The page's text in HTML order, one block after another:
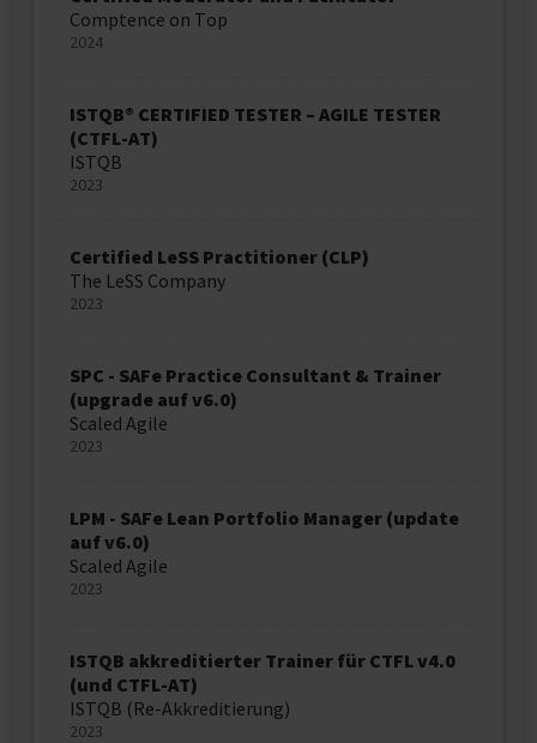
Comptence on Top
2024
ISTQB® CERTIFIED TESTER – AGILE TESTER
(CTFL-AT)
ISTQB
2023
Certified LeSS Practitioner (CLP)
The LeSS Company
2023
SPC - SAFe Practice Consultant & Trainer
(upgrade auf v6.0)
Scaled Agile
2023
LPM - SAFe Lean Portfolio Manager (update
auf v6.0)
Scaled Agile
2023
ISTQB akkreditierter Trainer für CTFL v4.0
(und CTFL-AT)
ISTQB (Re-Akkreditierung)
2023